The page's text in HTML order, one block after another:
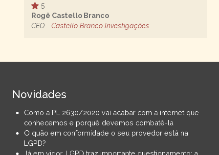
5
Rogê Castello Branco
CEO - Castello Branco Investigações
Novidades
Como a PL 2630/2020 vai acabar com a internet que
conhecemos e porquê devemos combatê-la
O quão em conformidade o seu provedor está na
LGPD?
Já em vigor, LGPD traz importante questionamento: a